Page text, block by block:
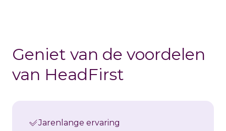
Geniet van de voordelen
van HeadFirst
Jarenlange ervaring